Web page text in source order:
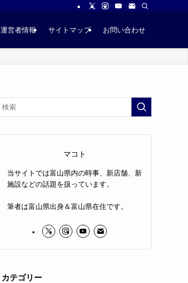
運営者情報 サイトマップ お問い合わせ
マコト
当サイトでは富山県内の時事、新店舗、新
施設などの話題を扱っています。
筆者は富山県出身＆富山県在住です。
カテゴリー